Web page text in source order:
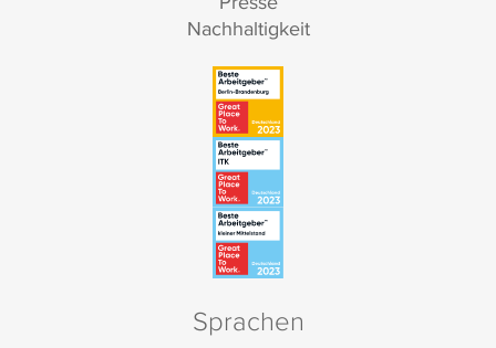
Nachhaltigkeit
Sprachen